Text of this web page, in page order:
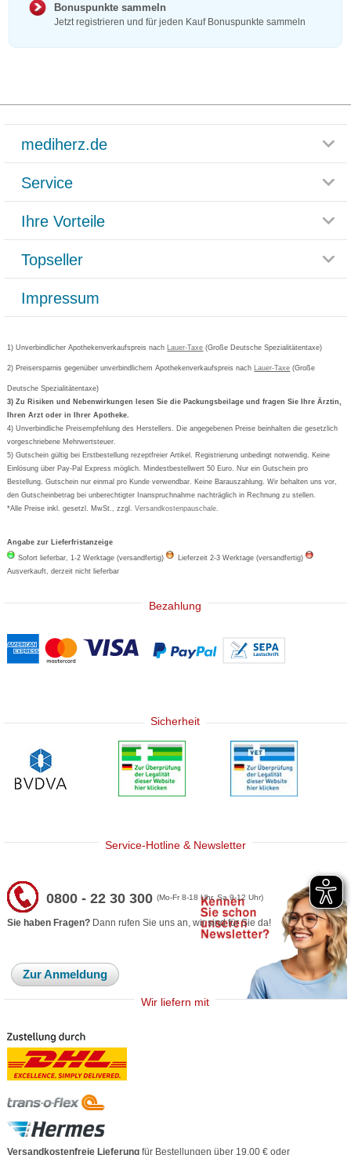
Bonuspunkte sammeln
Jetzt registrieren und für jeden Kauf Bonuspunkte sammeln
mediherz.de
Glossar
Häufig gestellte Fragen
Datenschutz
AGB
Cookie-Einstellungen
Vertrag widerrufen
Service
Rücksendemöglichkeit
Paketlieferstatus
Versandkosten
Bestellschein ausfüllen
Newsletteranmeldung
Ihre Vorteile
Rezeptlieferung
Bonusprogramm
Gutschein und Rabatte
Kundenbewertung
Topseller
Grippostad
Bepanthen
Formoline
Wick
Eucerin
Basica
Impressum
1) Unverbindlicher Apothekenverkaufspreis nach Lauer-Taxe (Große Deutsche Spezialitätentaxe)
2) Preisersparnis gegenüber unverbindlichem Apothekenverkaufspreis nach Lauer-Taxe (Große
Deutsche Spezialitätentaxe)
3) Zu Risiken und Nebenwirkungen lesen Sie die Packungsbeilage und fragen Sie Ihre Ärztin,
Ihren Arzt oder in Ihrer Apotheke.
4) Unverbindliche Preisempfehlung des Herstellers. Die angegebenen Preise beinhalten die gesetzlich
vorgeschriebene Mehrwertsteuer.
5) Gutschein gültig bei Erstbestellung rezeptfreier Artikel. Registrierung unbedingt notwendig. Keine
Einlösung über Pay-Pal Express möglich. Mindestbestellwert 50 Euro. Nur ein Gutschein pro
Bestellung. Gutschein nur einmal pro Kunde verwendbar. Keine Barauszahlung. Wir behalten uns vor,
den Gutscheinbetrag bei unberechtigter Inanspruchnahme nachträglich in Rechnung zu stellen.
*Alle Preise inkl. gesetzl. MwSt., zzgl.Versandkostenpauschale
Angabe zur Lieferfristanzeige
Sofort lieferbar, 1-2 Werktage (versandfertig)
Lieferzeit 2-3 Werktage (versandfertig)
Ausverkauft, derzeit nicht lieferbar
Bezahlung
Sicherheit
Service-Hotline & Newsletter
0800 - 22 30 300(Mo-Fr 8-18 Uhr, Sa 9-12 Uhr)
Sie haben Fragen? Dann rufen Sie uns an, wir sind für Sie da!
Zur Anmeldung
Wir liefern mit
Versandkostenfreie Lieferung für Bestellungen über 19,00 € oder